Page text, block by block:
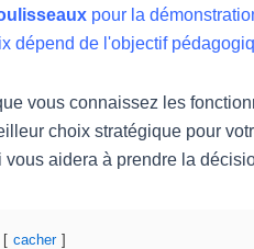
pour la
dépend de l'objectif
vous connaissez les
choix stratégique pour
vous aidera à prendre la
cacher